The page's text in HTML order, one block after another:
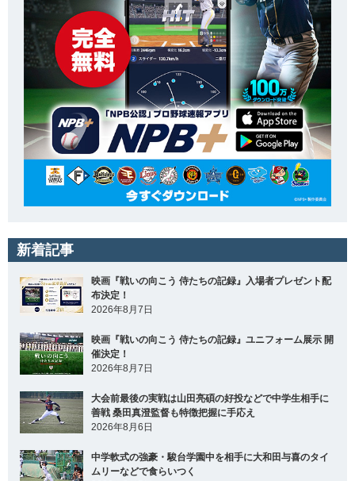
新着記事
映画『戦いの向こう 侍たちの記録』入場者プレゼント配
布決定！
2026年8月7日
映画『戦いの向こう 侍たちの記録』ユニフォーム展示 開
催決定！
2026年8月7日
大会前最後の実戦は山田亮碩の好投などで中学生相手に
善戦 桑田真澄監督も特徴把握に手応え
2026年8月6日
中学軟式の強豪・駿台学園中を相手に大和田与喜のタイ
ムリーなどで食らいつく